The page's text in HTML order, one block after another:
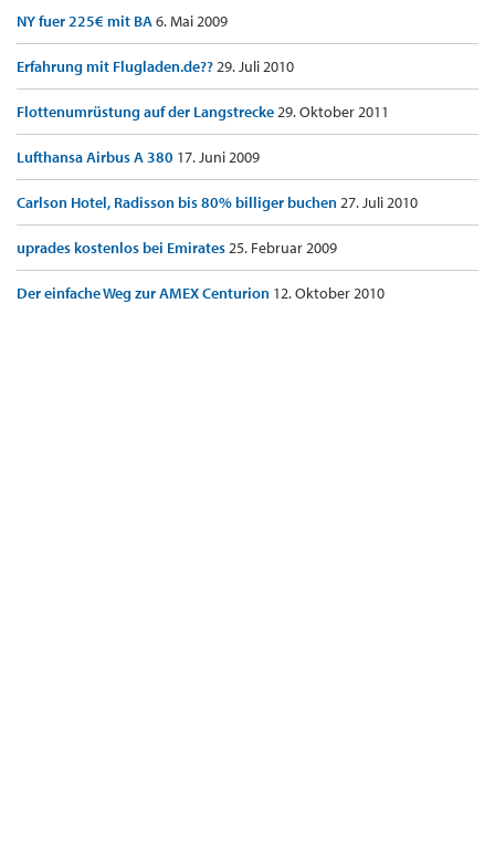
NY fuer 225€ mit BA6. Mai 2009
Erfahrung mit Flugladen.de??29. Juli 2010
Flottenumrüstung auf der Langstrecke29. Oktober 2011
Lufthansa Airbus A 380 17. Juni 2009
Carlson Hotel, Radisson bis 80% billiger buchen27. Juli 2010
uprades kostenlos bei Emirates25. Februar 2009
Der einfache Weg zur AMEX Centurion 12. Oktober 2010